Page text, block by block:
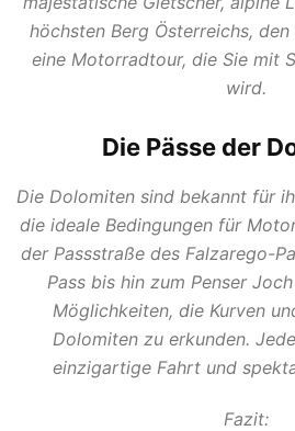
höchsten Berg Österreichs,
eine Motorradtour, die Sie mit
wird.
Die Pässe der
Die Dolomiten sind bekannt für
die ideale Bedingungen für
der Passstraße des Falzarego-
Pass bis hin zum Penser
Möglichkeiten, die Kurven
Dolomiten zu erkunden.
einzigartige Fahrt und
Fazit: